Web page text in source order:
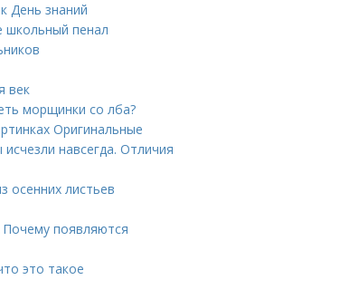
День знаний
школьный пенал
век
морщинки со лба?
Оригинальные
навсегда. Отличия
осенних листьев
появляются
это такое